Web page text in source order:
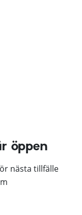
öppen
nästa tillfälle